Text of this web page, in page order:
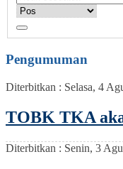
Pengumuman
Diterbitkan : Selasa, 4
TOBK TKA
Diterbitkan : Senin, 3